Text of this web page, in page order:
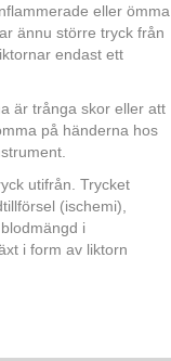
eller ömma
ännu större tryck från
endast ett
är trånga skor eller att
på händerna hos
utifrån. Trycket
(ischemi),
i
i form av liktorn